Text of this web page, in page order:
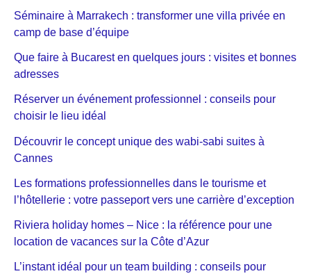
Séminaire à Marrakech : transformer une villa privée en
camp de base d’équipe
Que faire à Bucarest en quelques jours : visites et bonnes
adresses
Réserver un événement professionnel : conseils pour
choisir le lieu idéal
Découvrir le concept unique des wabi-sabi suites à
Cannes
Les formations professionnelles dans le tourisme et
l’hôtellerie : votre passeport vers une carrière d’exception
Riviera holiday homes – Nice : la référence pour une
location de vacances sur la Côte d’Azur
L’instant idéal pour un team building : conseils pour